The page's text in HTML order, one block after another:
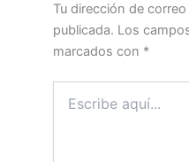
Tu dirección de
publicada. Los
marcados con *
aquí...